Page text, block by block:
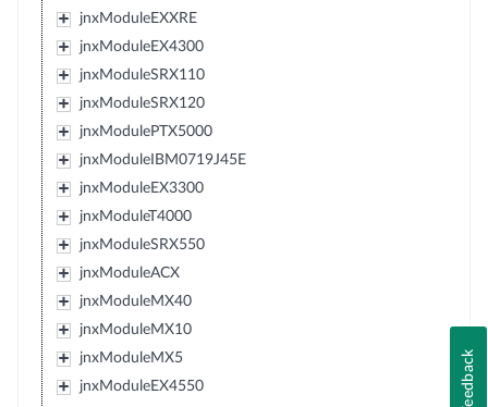
jnxModuleEXXRE
jnxModuleEX4300
jnxModuleSRX110
jnxModuleSRX120
jnxModulePTX5000
jnxModuleIBM0719J45E
jnxModuleEX3300
jnxModuleT4000
jnxModuleSRX550
jnxModuleACX
jnxModuleMX40
jnxModuleMX10
jnxModuleMX5
jnxModuleEX4550
Feedback